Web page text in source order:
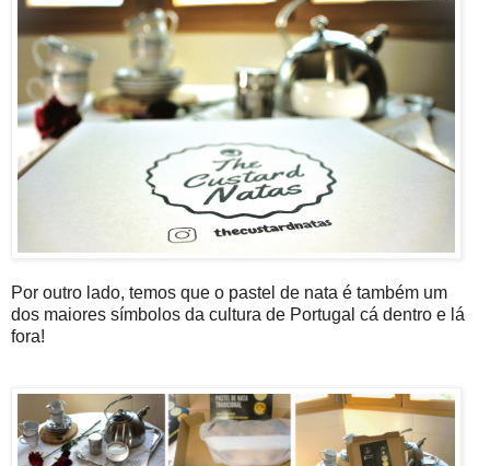
Por outro lado, temos que o pastel de nata é também um
dos maiores símbolos da cultura de Portugal cá dentro e lá
fora!